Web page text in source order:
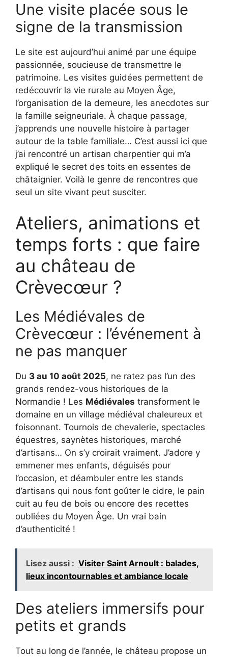
Une visite placée sous le
signe de la transmission
Le site est aujourd’hui animé par une équipe
passionnée, soucieuse de transmettre le
patrimoine. Les visites guidées permettent de
redécouvrir la vie rurale au Moyen Âge,
l’organisation de la demeure, les anecdotes sur
la famille seigneuriale. À chaque passage,
j’apprends une nouvelle histoire à partager
autour de la table familiale… C’est aussi ici que
j’ai rencontré un artisan charpentier qui m’a
expliqué le secret des toits en essentes de
châtaignier. Voilà le genre de rencontres que
seul un site vivant peut susciter.
Ateliers, animations et
temps forts : que faire
au château de
Crèvecœur ?
Les Médiévales de
Crèvecœur : l’événement à
ne pas manquer
Du 3 au 10 août 2025, ne ratez pas l’un des
grands rendez-vous historiques de la
Normandie ! Les Médiévales transforment le
domaine en un village médiéval chaleureux et
foisonnant. Tournois de chevalerie, spectacles
équestres, saynètes historiques, marché
d’artisans… On s’y croirait vraiment. J’adore y
emmener mes enfants, déguisés pour
l’occasion, et déambuler entre les stands
d’artisans qui nous font goûter le cidre, le pain
cuit au feu de bois ou encore des recettes
oubliées du Moyen Âge. Un vrai bain
d’authenticité !
Lisez aussi : Visiter Saint Arnoult : balades,
lieux incontournables et ambiance locale
Des ateliers immersifs pour
petits et grands
Tout au long de l’année, le château propose un